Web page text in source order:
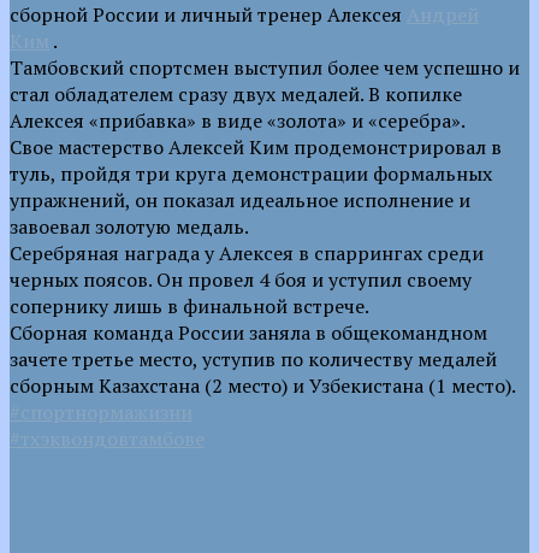
сборной России и личный тренер Алексея Андрей
Ким .
Тамбовский спортсмен выступил более чем успешно и
стал обладателем сразу двух медалей. В копилке
Алексея «прибавка» в виде «золота» и «серебра».
Свое мастерство Алексей Ким продемонстрировал в
туль, пройдя три круга демонстрации формальных
упражнений, он показал идеальное исполнение и
завоевал золотую медаль.
Серебряная награда у Алексея в спаррингах среди
черных поясов. Он провел 4 боя и уступил своему
сопернику лишь в финальной встрече.
Сборная команда России заняла в общекомандном
зачете третье место, уступив по количеству медалей
сборным Казахстана (2 место) и Узбекистана (1 место).
#спортнормажизни
#тхэквондовтамбове